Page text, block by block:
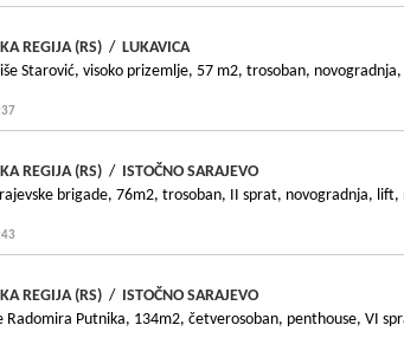
REGIJA (RS) / LUKAVICA
Starović, visoko prizemlje, 57 m2, trosoban,
REGIJA (RS) / ISTOČNO SARAJEVO
brigade, 76m2, trosoban, II sprat, novogradnja, lift,
REGIJA (RS) / ISTOČNO SARAJEVO
Radomira Putnika, 134m2, četverosoban, penthouse, VI